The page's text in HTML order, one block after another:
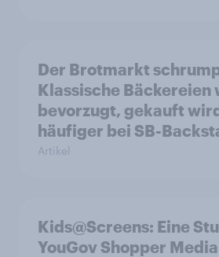
Der Brotmarkt
Klassische Bäckereien
bevorzugt, gekauft
häufiger bei SB-
Artikel
Kids@Screens: Eine
YouGov Shopper Media